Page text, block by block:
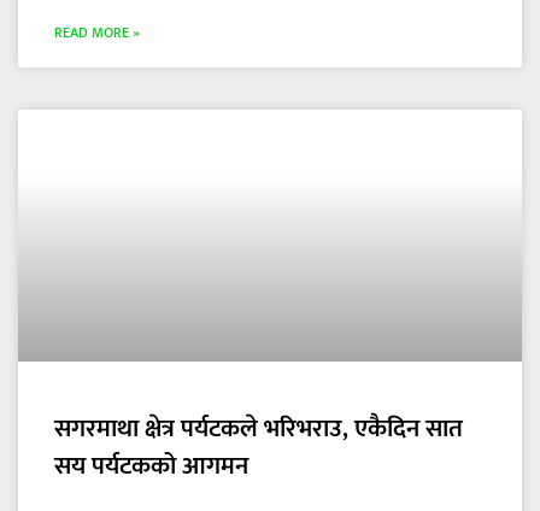
READ MORE »
सगरमाथा क्षेत्र पर्यटकले भरिभराउ, एकैदिन सात
सय पर्यटकको आगमन